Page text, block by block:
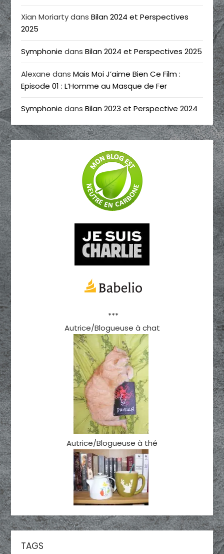
Xian MoriartydansBilan 2024 et Perspectives
2025
Symphonie dansBilan 2024 et Perspectives 2025
Alexane dansMais Moi J’aime Bien Ce Film :
Episode 01 : L’Homme au Masque de Fer
Symphonie dansBilan 2023 et Perspective 2024
***
Autrice/Blogueuse à chat
Autrice/Blogueuse à thé
TAGS